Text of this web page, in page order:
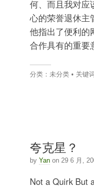
何、而且我对应
心的荣誉退休主
他指出了便利的
合作具有的重要
分类：未分类 • 关键
夸克星？
by Yanon 29 6 月,
Not a Quirk But